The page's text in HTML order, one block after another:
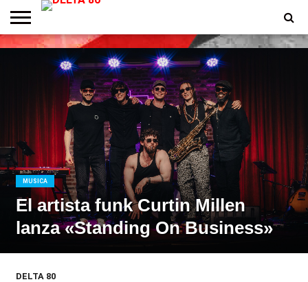
ENTREVISTAS
PREMIOS
PRODUCCIONES
PROGRAMACION
CONTACTO
HOMEPAGE
MUSICA
El artista funk Curtin Millen
lanza «Standing On Business»
DELTA 80